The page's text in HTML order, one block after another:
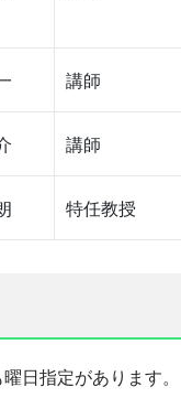
講師
講師
特任教授
日指定があります。